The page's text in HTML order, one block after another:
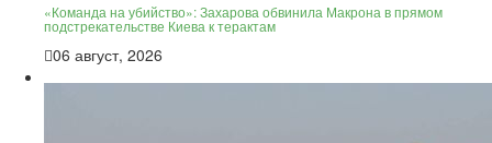
«Команда на убийство»: Захарова обвинила Макрона в прямом
подстрекательстве Киева к терактам
06 август, 2026